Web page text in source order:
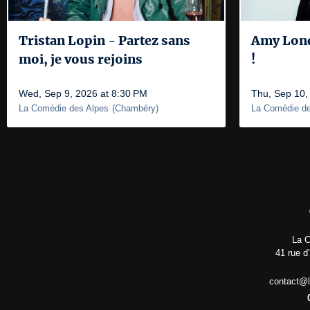
Tristan Lopin - Partez sans
moi, je vous rejoins
Wed, Sep 9, 2026 at 8:30 PM
La Comédie des Alpes (Chambéry)
Amy
!
Thu, Sep
La Comédie
La
41 rue